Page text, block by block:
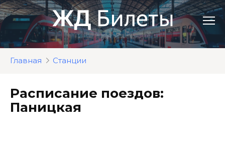
Перейти
к
контенту
Главная Станции
Расписание поездов:
Паницкая